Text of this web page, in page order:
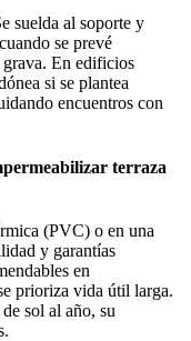
suelda al soporte y
se prevé
En edificios
si se plantea
encuentros con
terraza
(PVC) o en una
y garantías
en
prioriza vida útil larga.
sol al año, su